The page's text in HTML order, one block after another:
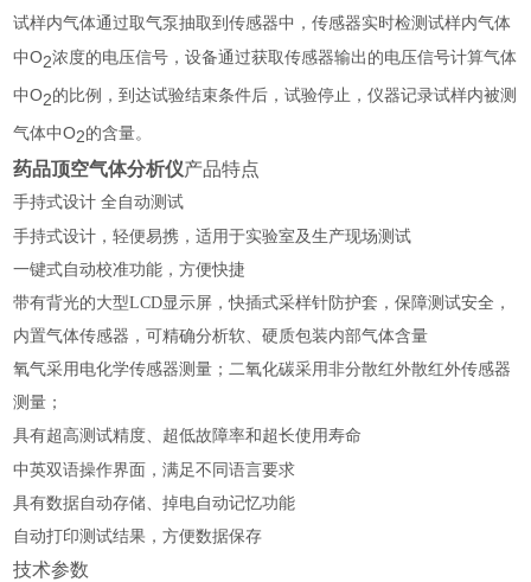
试样内气体通过取气泵抽取到传感器中，传感器实时检测试样内气体
中O2浓度的电压信号，设备通过获取传感器输出的电压信号计算气体
中O2的 比例 ，到达试验结束条件后，试验停止，仪器记录试样内被测
气体中O2的含量。
药品顶空气体分析仪产品特点
手持式设计 全自动测试
手持式设计，轻便易携，适用于实验室及生产现场测试
一键式自动校准功能，方便快捷
带有背光的大型LCD显示屏，快插式采样针防护套，保障测试安全，
内置气体传感器，可精确分析软、硬质包装内部气体含量
氧气采用电化学传感器测量；二氧化碳采用非分散红外散红外传感器
测量；
具有超高测试精度、超低故障率和超长使用寿命
中英双语操作界面 ，满足不同语言要求
具有数据自动存储、掉电自动记忆功能
自动打印测试结果，方便数据保存
技术参数